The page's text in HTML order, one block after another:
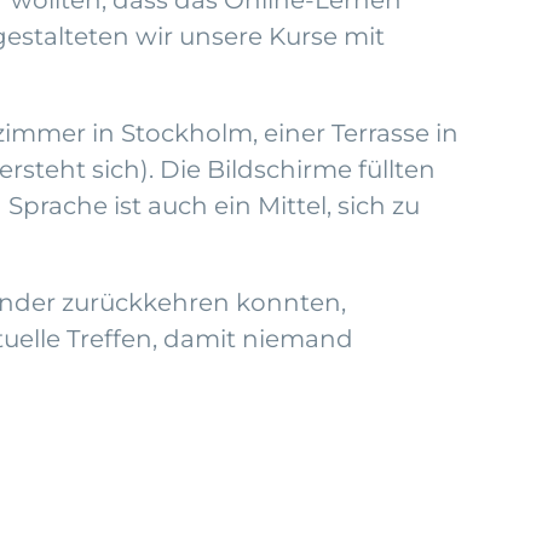
wir unsere Kurse mit
in Stockholm, einer Terrasse in
sich). Die Bildschirme füllten
ist auch ein Mittel, sich zu
zurückkehren konnten,
Treffen, damit niemand